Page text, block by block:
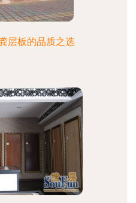
层板的品质之选